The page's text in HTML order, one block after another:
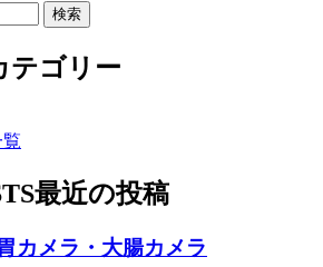
テゴリー
最近の投稿
カメラ・大腸カメラ